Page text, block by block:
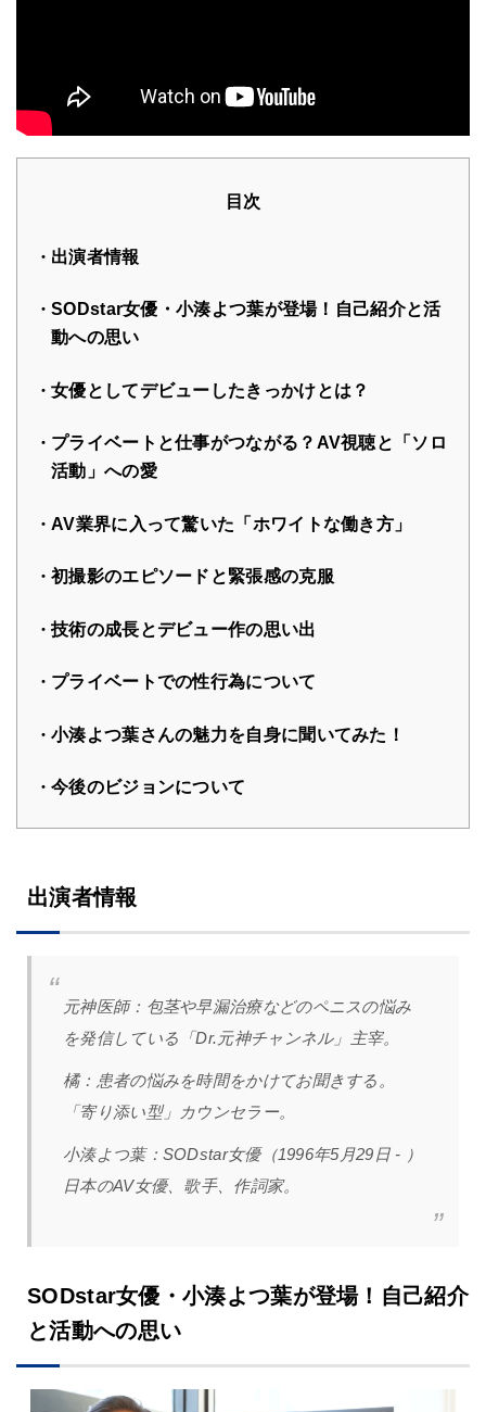
目次
出演者情報
SODstar女優・小湊よつ葉が登場！自己紹介と活
動への思い
女優としてデビューしたきっかけとは？
プライベートと仕事がつながる？AV視聴と「ソロ
活動」への愛
AV業界に入って驚いた「ホワイトな働き方」
初撮影のエピソードと緊張感の克服
技術の成長とデビュー作の思い出
プライベートでの性行為について
小湊よつ葉さんの魅力を自身に聞いてみた！
今後のビジョンについて
出演者情報
元神医師： 包茎や早漏治療などのペニスの悩み
を発信している「Dr.元神チャンネル」主宰。
橘： 患者の悩みを時間をかけてお聞きする。
「寄り添い型」カウンセラー。
小湊よつ葉：SODstar女優（1996年5月29日 - ）
日本のAV女優、歌手、作詞家。
SODstar女優・小湊よつ葉が登場！自己紹介
と活動への思い